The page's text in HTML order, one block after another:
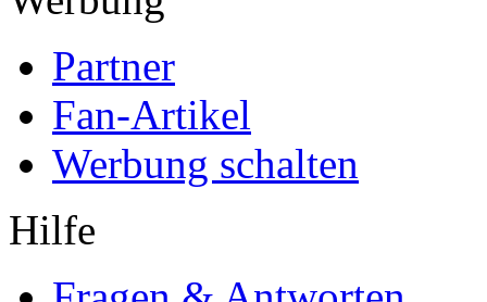
Partner
Fan-Artikel
Werbung schalten
Hilfe